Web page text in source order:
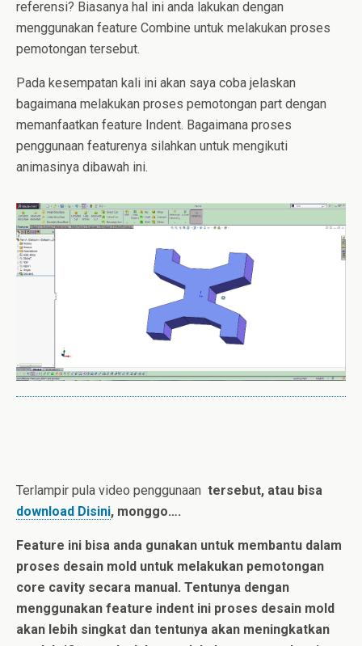
referensi? Biasanya hal ini anda lakukan dengan
menggunakan feature Combine untuk melakukan proses
pemotongan tersebut.
Pada kesempatan kali ini akan saya coba jelaskan
bagaimana melakukan proses pemotongan part dengan
memanfaatkan feature Indent. Bagaimana proses
penggunaan featurenya silahkan untuk mengikuti
animasinya dibawah ini.
Terlampir pula video penggunaan tersebut, atau bisa
download Disini, monggo….
Feature ini bisa anda gunakan untuk membantu dalam
proses desain mold untuk melakukan pemotongan
core cavity secara manual. Tentunya dengan
menggunakan feature indent ini proses desain mold
akan lebih singkat dan tentunya akan meningkatkan